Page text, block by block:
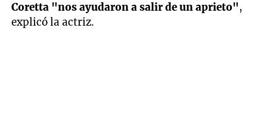
Coretta "nos ayudaron a salir de un aprieto",
explicó la actriz.